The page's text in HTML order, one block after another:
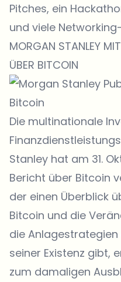
Pitches, ein
und viele
MORGAN STANLEY
ÜBER BITCOIN
Die multinationale
Stanley hat am 31.
Bericht über Bitcoin
der einen Überblick
Bitcoin und die
die
seiner Existenz gibt,
zum damaligen